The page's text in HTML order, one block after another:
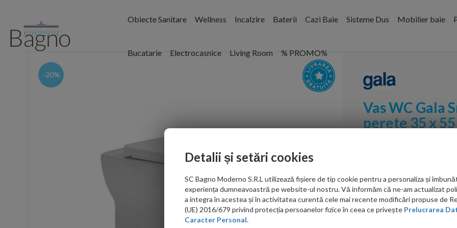
Obiecte Sanitare Wellness Incalzire Baterii Cazi Baie Sisteme Dus Mobilier baie
Bucatarie Electrocasnice Living Room % PROMO%
-20%
Vas WC Gala
perete 35 x
987.00 RON
Ati gasit in alta
Detalii și setări cookies
SC Bagno Moderno S.R.L utilizează fișiere de tip cookie pentru a personaliza și
experiența dumneavoastră pe website-ul nostru. Vă informăm că ne-am actualizat
a integra în acestea și în activitatea curentă cele mai recente modificări propuse de
(UE) 2016/679 privind protecția persoanelor fizice în ceea ce privește Prelucrarea
Caracter Personal.